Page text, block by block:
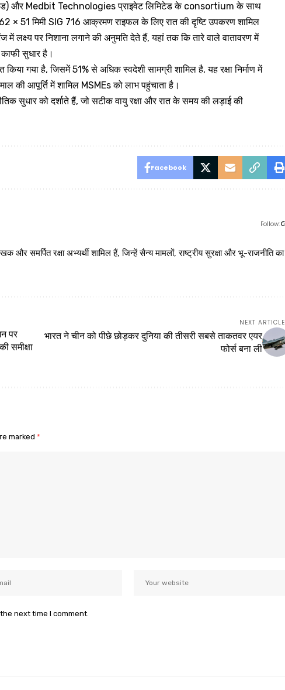
और Medbit Technologies प्राइवेट लिमिटेड के consortium के साथ
× 51 मिमी SIG 716 आक्रमण राइफल के लिए रात की दृष्टि उपकरण शामिल
लक्ष्य पर निशाना लगाने की अनुमति देते हैं, यहां तक कि तारे वाले वातावरण में
सुधार है।
गया है, जिसमें 51% से अधिक स्वदेशी सामग्री शामिल है, यह रक्षा निर्माण में
की आपूर्ति में शामिल MSMEs को लाभ पहुंचाता है।
सुधार को दर्शाते हैं, जो सटीक वायु रक्षा और रात के समय की लड़ाई की
Facebook
Follow:
समर्पित रक्षा अभ्यर्थी शामिल हैं, जिन्हें सैन्य मामलों, राष्ट्रीय सुरक्षा और भू-राजनीति का
पर
NEXT ARTICLE
भारत ने चीन को पीछे छोड़कर दुनिया की तीसरी सबसे ताकतवर एयर
फोर्स बना ली
marked *
next time I comment.